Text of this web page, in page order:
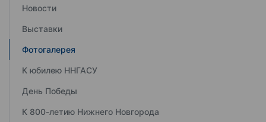
Новости
Выставки
Фотогалерея
К юбилею ННГАСУ
День Победы
К 800-летию Нижнего Новгорода